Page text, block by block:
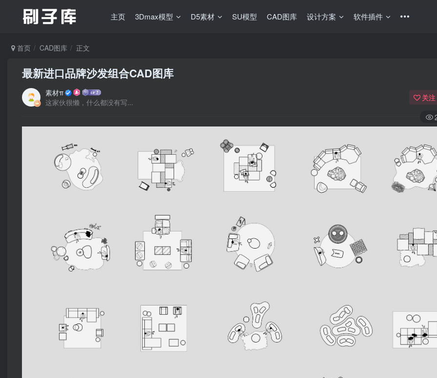
主页 3Dmax模型 D5素材 SU模型 CAD图库 设计方案 软件插件
首页 CAD图库 正文
最新进口品牌沙发组合CAD图库
素材π
这家伙很懒，什么都没有写...
关注
登录
登录密码
找回密码|
社交账号登录